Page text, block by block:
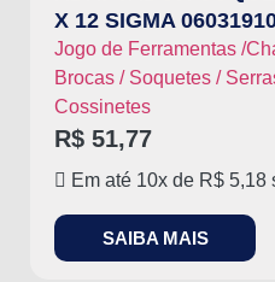
X 12 SIGMA
Jogo de Ferramentas /
Brocas / Soquetes /
Cossinetes
R$ 51,77
Em até 10x de R$ 5,18
SAIBA MAIS